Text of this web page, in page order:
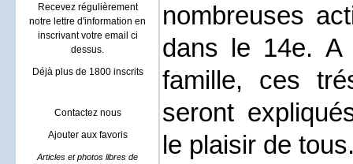
Recevez régulièrement
notre lettre d'information en
inscrivant votre email ci
dessus.
Déjà plus de 1800 inscrits
Contactez nous
Ajouter aux favoris
Articles et photos libres de
nombreuses
dans le 14e. A
famille, ces
seront
le plaisir de